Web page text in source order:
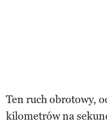
Ten ruch obrotowy,
kilometrów na